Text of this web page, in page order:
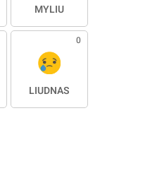
MYLIU
0
LIŪDNAS